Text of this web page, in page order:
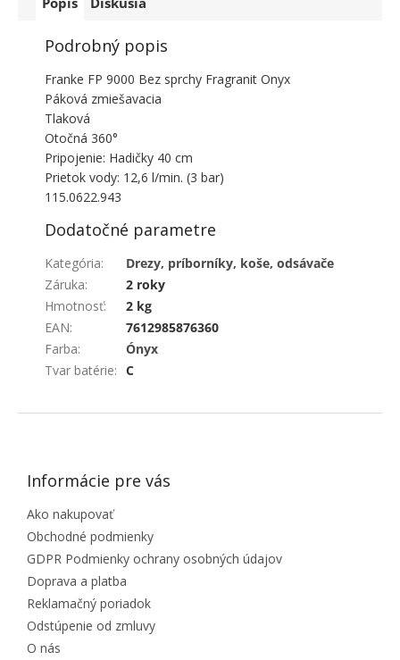
Podrobný popis
Franke FP 9000 Bez sprchy Fragranit Onyx
Páková zmiešavacia
Tlaková
Otočná 360°
Pripojenie: Hadičky 40 cm
Prietok vody: 12,6 l/min. (3 bar)
115.0622.943
Dodatočné parametre
Kategória:
Drezy, príborníky, koše, odsávače
Záruka:
2 roky
Hmotnosť:
2 kg
EAN:
7612985876360
Farba:
Ónyx
Tvar batérie: C
ZÁPÄTIE
Informácie pre vás
Ako nakupovať
Obchodné podmienky
GDPR Podmienky ochrany osobných údajov
Doprava a platba
Reklamačný poriadok
Odstúpenie od zmluvy
O nás